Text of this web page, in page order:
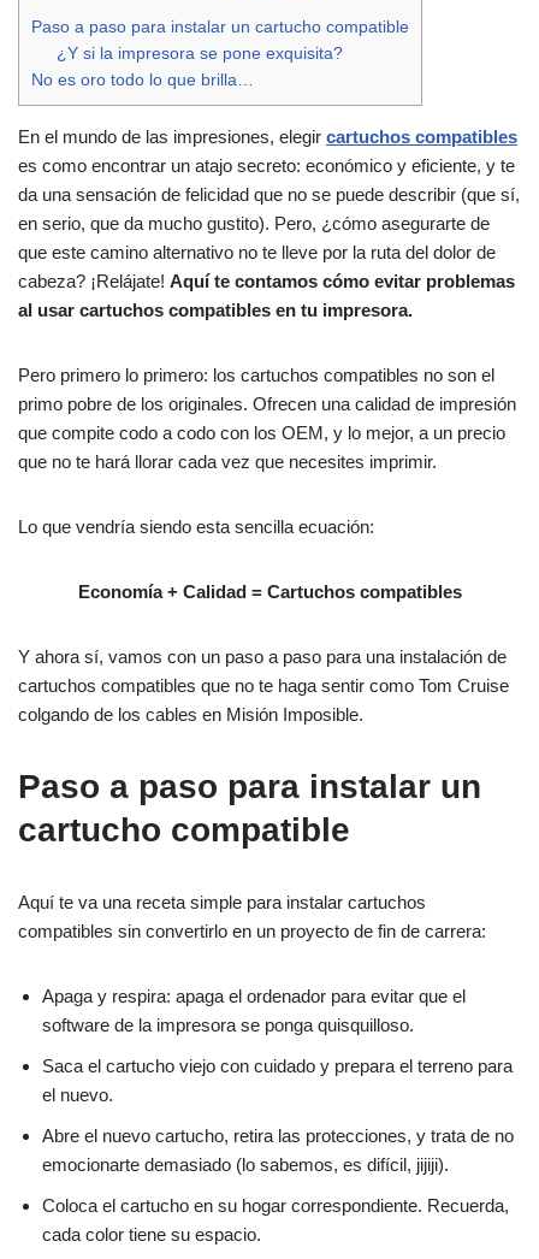
Paso a paso para instalar un cartucho compatible
¿Y si la impresora se pone exquisita?
No es oro todo lo que brilla…
En el mundo de las impresiones, elegir cartuchos compatibles
es como encontrar un atajo secreto: económico y eficiente, y te
da una sensación de felicidad que no se puede describir (que sí,
en serio, que da mucho gustito). Pero, ¿cómo asegurarte de
que este camino alternativo no te lleve por la ruta del dolor de
cabeza? ¡Relájate! Aquí te contamos cómo evitar problemas
al usar cartuchos compatibles en tu impresora.
Pero primero lo primero: los cartuchos compatibles no son el
primo pobre de los originales. Ofrecen una calidad de impresión
que compite codo a codo con los OEM, y lo mejor, a un precio
que no te hará llorar cada vez que necesites imprimir​​.
Lo que vendría siendo esta sencilla ecuación:
Economía + Calidad = Cartuchos compatibles
Y ahora sí, vamos con un paso a paso para una instalación de
cartuchos compatibles que no te haga sentir como Tom Cruise
colgando de los cables en Misión Imposible.
Paso a paso para instalar un
cartucho compatible
Aquí te va una receta simple para instalar cartuchos
compatibles sin convertirlo en un proyecto de fin de carrera:
Apaga y respira: apaga el ordenador para evitar que el
software de la impresora se ponga quisquilloso.
Saca el cartucho viejo con cuidado y prepara el terreno para
el nuevo.
Abre el nuevo cartucho, retira las protecciones, y trata de no
emocionarte demasiado (lo sabemos, es difícil, jijiji).
Coloca el cartucho en su hogar correspondiente. Recuerda,
cada color tiene su espacio.